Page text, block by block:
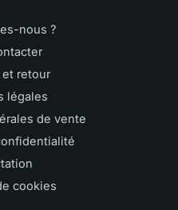
nous ?
et retour
légales
de vente
cookies